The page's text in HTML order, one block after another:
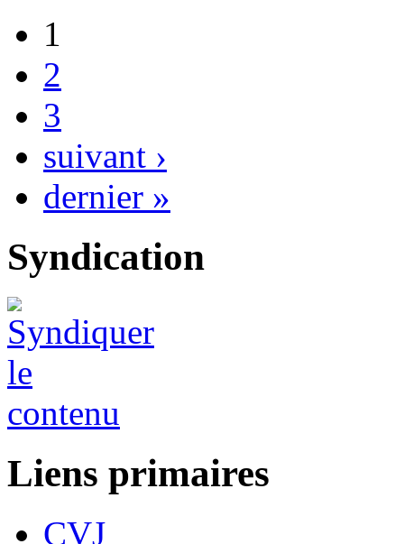
1
2
3
suivant ›
dernier »
Syndication
Liens primaires
CVJ